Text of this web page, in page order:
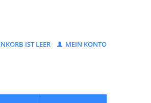
IST LEER MEIN KONTO